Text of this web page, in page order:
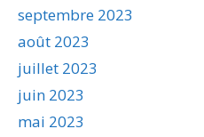
septembre 2023
août 2023
juillet 2023
juin 2023
mai 2023